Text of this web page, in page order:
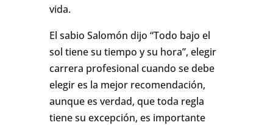
vida.
El sabio Salomón dijo “Todo bajo el
sol tiene su tiempo y su hora”, elegir
carrera profesional cuando se debe
elegir es la mejor recomendación,
aunque es verdad, que toda regla
tiene su excepción, es importante